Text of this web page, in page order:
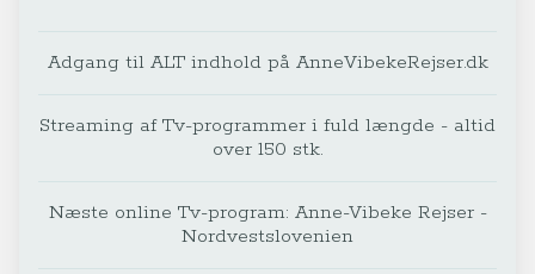
Adgang til ALT indhold på AnneVibekeRejser.dk
Streaming af Tv-programmer i fuld længde - altid
over 150 stk.
Næste online Tv-program: Anne-Vibeke Rejser -
Nordvestslovenien